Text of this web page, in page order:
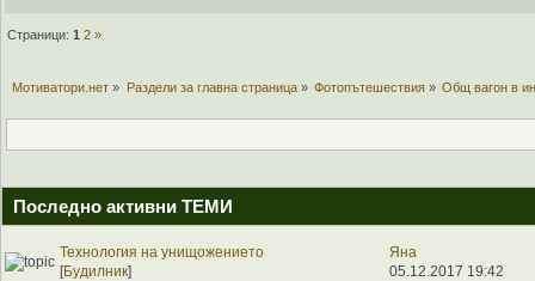
Страници:1 2 »
Мотиватори.нет » Раздели за главна страница» Фотопътешествия» Общ вагон в
Последно активни ТЕМИ
Технология на унищожението
[Будилник]
Яна
05.12.2017 19:42